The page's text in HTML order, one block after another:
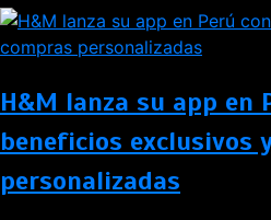
H&M lanza su app en
beneficios exclusivos
personalizadas